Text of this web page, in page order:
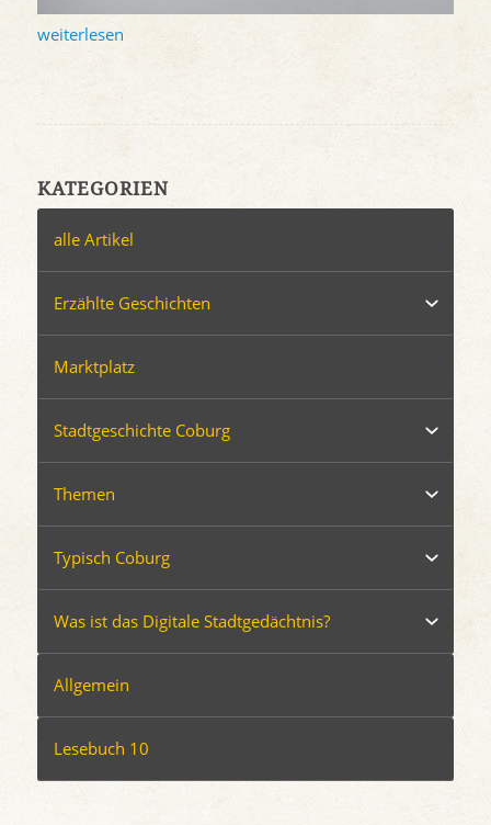
weiterlesen
KATEGORIEN
alle Artikel
Erzählte Geschichten
Marktplatz
Stadtgeschichte Coburg
Themen
Typisch Coburg
Was ist das Digitale Stadtgedächtnis?
Allgemein
Lesebuch 10